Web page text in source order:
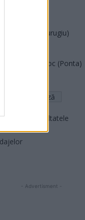
Patrioților (Surugiu)
pe Primul Loc (Ponta)
Arată rezultatele
- Advertisment -